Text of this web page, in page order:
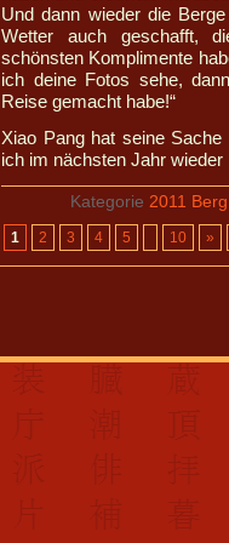
Und dann wieder die
Wetter auch geschafft,
schönsten Komplimente
ich deine Fotos sehe,
Reise gemacht habe!“
Xiao Pang hat seine
ich im nächsten Jahr
Kategorie 2011
1 2 3 4 5 10 »